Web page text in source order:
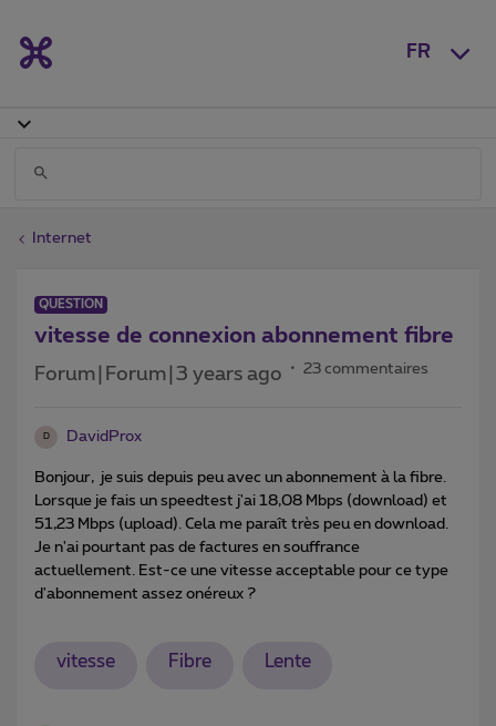
FR
Internet
QUESTION
vitesse de connexion abonnement fibre
Forum|Forum|3 years ago 23 commentaires
D DavidProx
Bonjour, je suis depuis peu avec un abonnement à la fibre.
Lorsque je fais un speedtest j'ai 18,08 Mbps (download) et
51,23 Mbps (upload). Cela me paraît très peu en download.
Je n'ai pourtant pas de factures en souffrance
actuellement. Est-ce une vitesse acceptable pour ce type
d'abonnement assez onéreux ?
vitesse Fibre Lente